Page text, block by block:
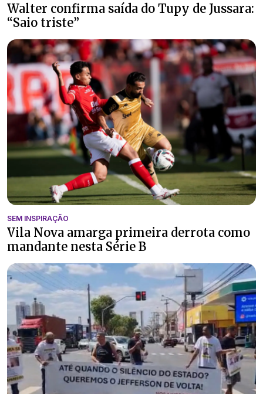
Walter confirma saída do Tupy de Jussara:
“Saio triste”
SEM INSPIRAÇÃO
Vila Nova amarga primeira derrota como
mandante nesta Série B